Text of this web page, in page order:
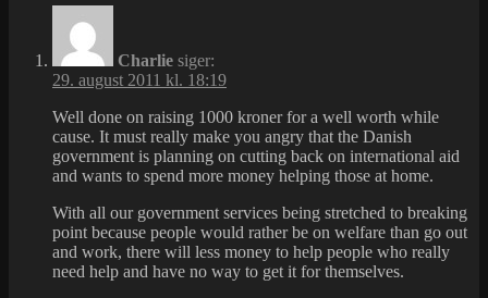
Charlie siger:
29. august 2011 kl. 18:19
Well done on raising 1000 kroner for a well worth while
cause. It must really make you angry that the Danish
government is planning on cutting back on international aid
and wants to spend more money helping those at home.
With all our government services being stretched to breaking
point because people would rather be on welfare than go out
and work, there will less money to help people who really
need help and have no way to get it for themselves.